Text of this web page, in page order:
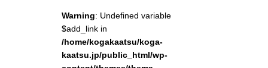
Warning: Undefined variable
$add_link in
/home/kogakaatsu/koga-
kaatsu.jp/public_html/wp-